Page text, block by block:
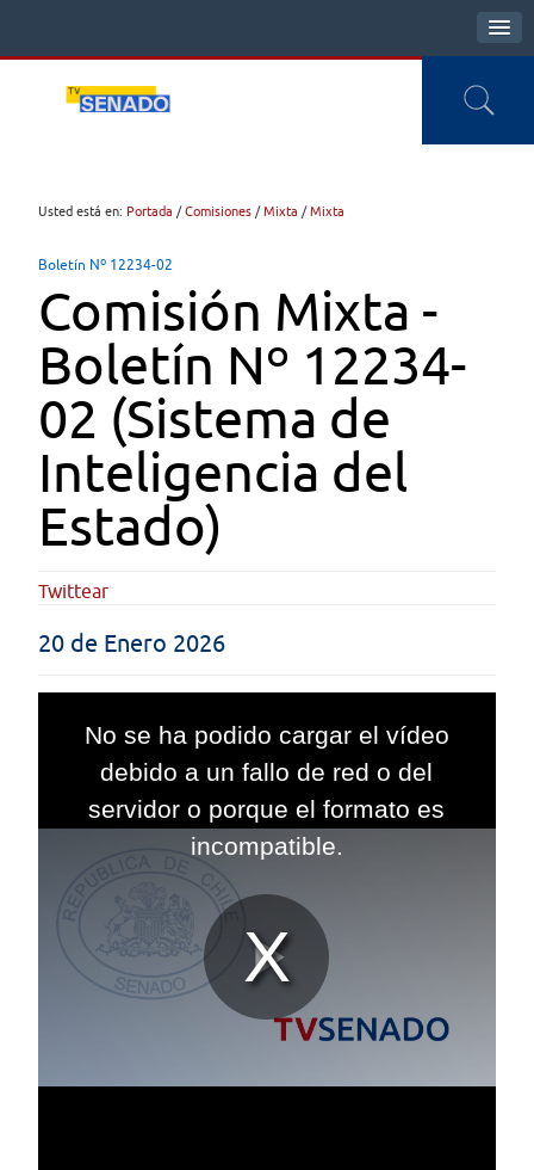
Usted está en: Portada /Comisiones /Mixta /Mixta
Boletín Nº 12234-02
Comisión Mixta -
Boletín Nº 12234-
02 (Sistema de
Inteligencia del
Estado)
Twittear
20 de Enero 2026
window.
No se ha podido cargar el vídeo
debido a un fallo de red o del
servidor o porque el formato es
incompatible.